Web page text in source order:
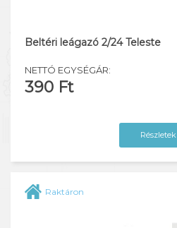
Beltéri leágazó 2/24 Teleste
NETTÓ EGYSÉGÁR:
390 Ft
Részletek
Raktáron